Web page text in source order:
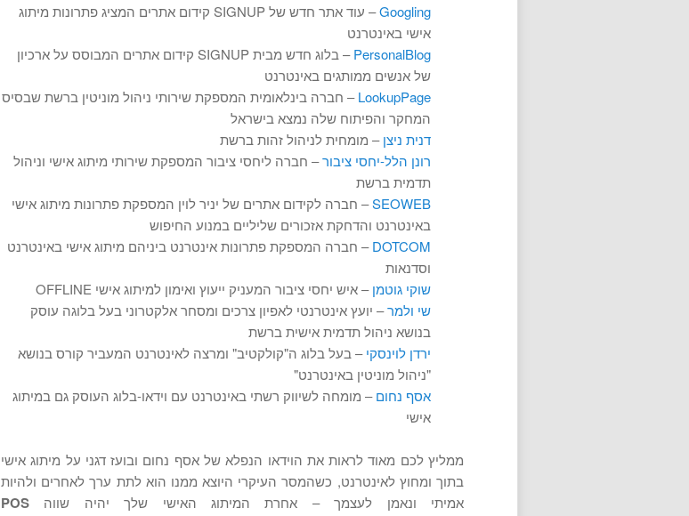
Googling
– עוד אתר חדש של SIGNUP קידום אתרים המציג פתרונות מיתוג
אישי באינטרנט
PersonalBlog
– בלוג חדש מבית SIGNUP קידום אתרים המבוסס על ארכיון
של אנשים ממותגים באינטרנט
LookupPage– חברה בינלאומית המספקת שירותי ניהול מוניטין ברשת שבסיס
המחקר והפיתוח שלה נמצא בישראל
דנית ניצן– מומחית לניהול זהות ברשת
רונן הלל-יחסי ציבור– חברה ליחסי ציבור המספקת שירותי מיתוג אישי וניהול
תדמית ברשת
SEOWEB– חברה לקידום אתרים של יניר לוין המספקת פתרונות מיתוג אישי
באינטרנט והדחקת אזכורים שליליים במנוע החיפוש
DOTCOM – חברה המספקת פתרונות אינטרנט ביניהם מיתוג אישי באינטרנט
וסדנאות
שוקי גוטמן– איש יחסי ציבור המעניק ייעוץ ואימון למיתוג אישי OFFLINE
שי ולמר– יועץ אינטרנטי לאפיון צרכים ומסחר אלקטרוני בעל בלוגה עוסק
בנושא ניהול תדמית אישית ברשת
ירדן לוינסקי– בעל בלוג ה"קולקטיב" ומרצה לאינטרנט המעביר קורס בנושא
"ניהול מוניטין באינטרנט"
אסף נחום– מומחה לשיווק רשתי באינטרנט עם וידאו-בלוג העוסק גם במיתוג
אישי
ממליץ לכם מאוד לראות את הוידאו הנפלא של אסף נחום ובועז דגני על מיתוג אישי
בתוך ומחוץ לאינטרנט, כשהמסר העיקרי היוצא ממנו הוא לתת ערך לאחרים ולהיות
אמיתי ונאמן לעצמך – אחרת המיתוג האישי שלך יהיה שווה POS